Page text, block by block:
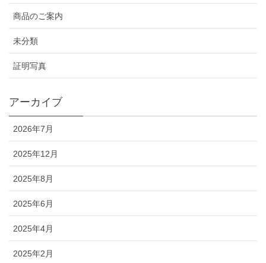
商品のご案内
未分類
証明写真
アーカイブ
2026年7月
2025年12月
2025年8月
2025年6月
2025年4月
2025年2月